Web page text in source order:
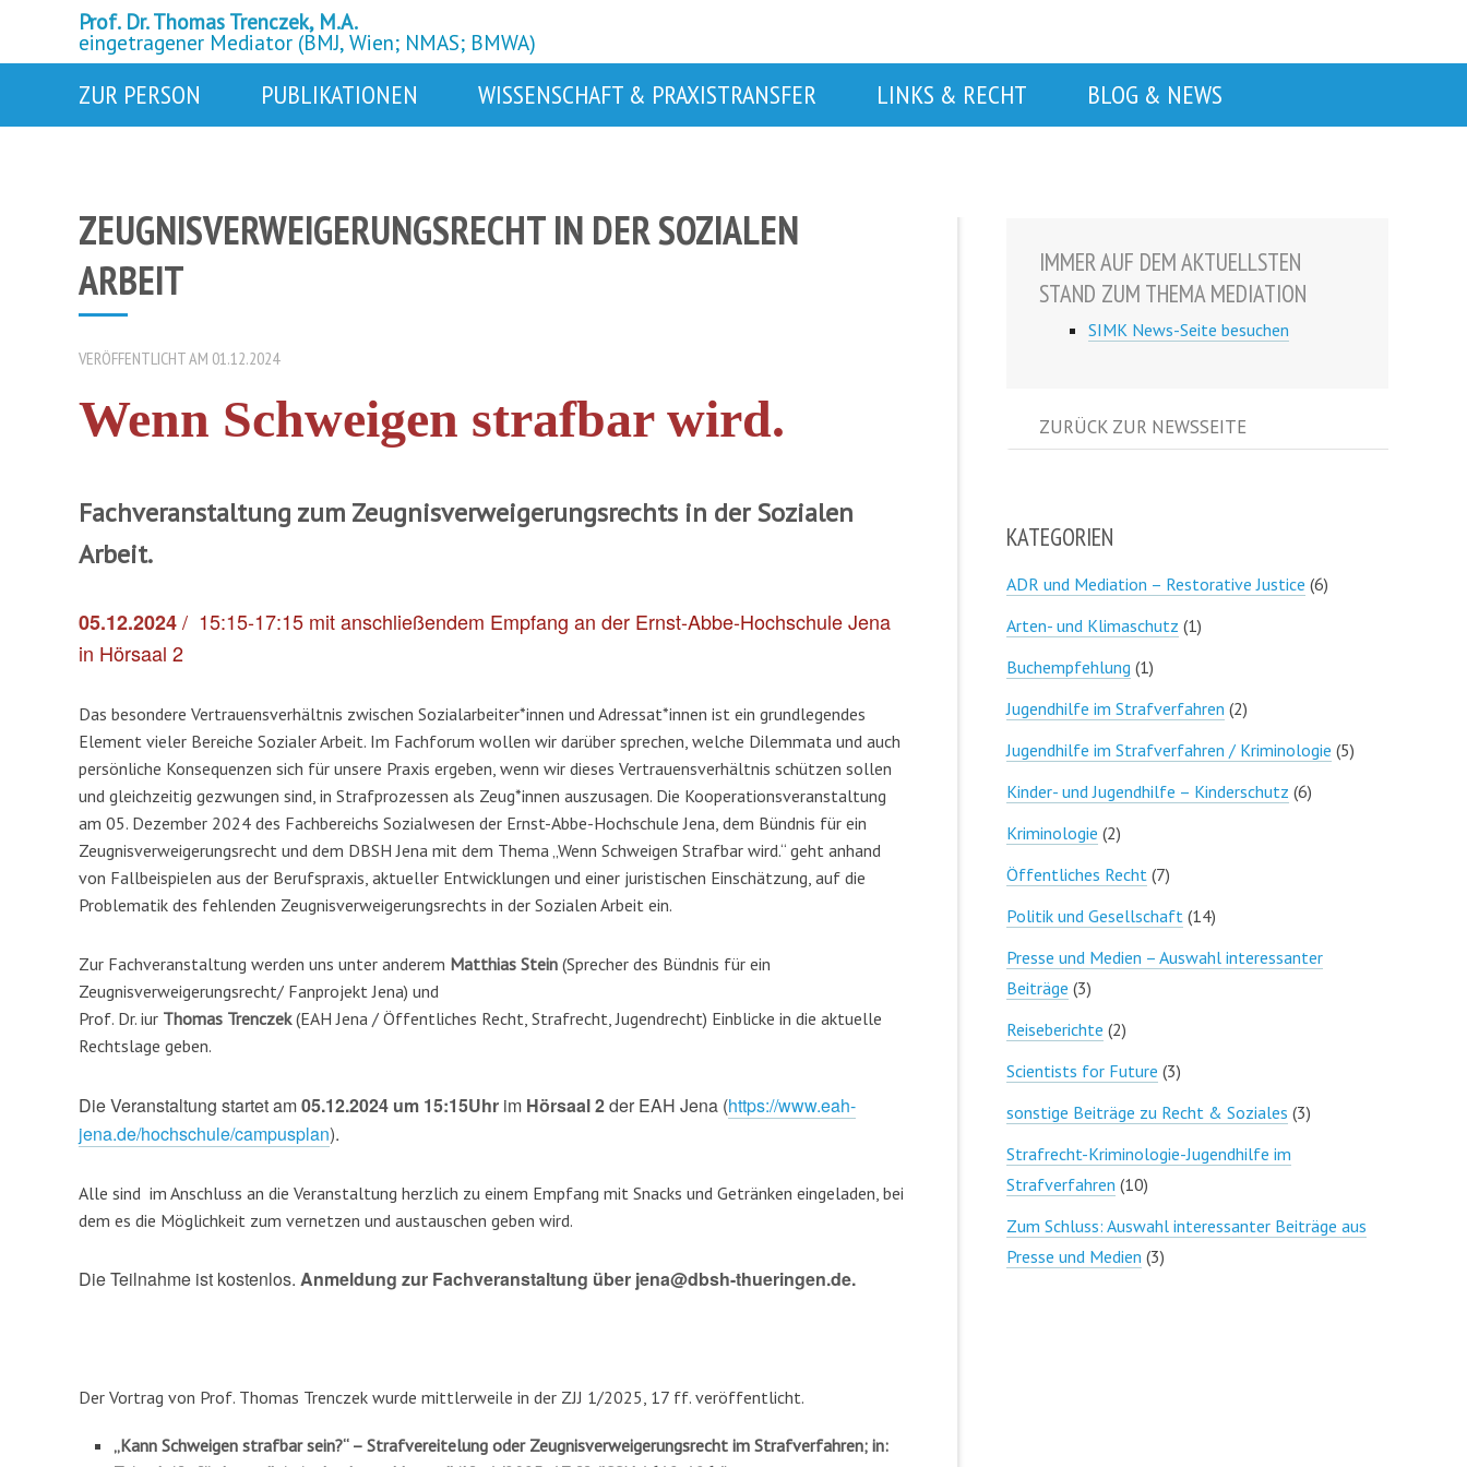
Prof. Dr. Thomas Trenczek, M.A.
eingetragener Mediator (BMJ, Wien; NMAS; BMWA)
ZUR PERSON PUBLIKATIONEN WISSENSCHAFT & PRAXISTRANSFER LINKS & RECHT BLOG & NEWS
ZEUGNISVERWEIGERUNGSRECHT IN DER SOZIALEN
ARBEIT
VERÖFFENTLICHT AM 01.12.2024
Wenn Schweigen strafbar wird.
Fachveranstaltung zum Zeugnisverweigerungsrechts in der Sozialen
Arbeit.
05.12.2024/ 15:15-17:15 mit anschließendem Empfang an der Ernst-Abbe-Hochschule Jena
in Hörsaal 2
Das besondere Vertrauensverhältnis zwischen Sozialarbeiter*innen und Adressat*innen ist ein grundlegendes
Element vieler Bereiche Sozialer Arbeit. Im Fachforum wollen wir darüber sprechen, welche Dilemmata und auch
persönliche Konsequenzen sich für unsere Praxis ergeben, wenn wir dieses Vertrauensverhältnis schützen sollen
und gleichzeitig gezwungen sind, in Strafprozessen als Zeug*innen auszusagen. Die Kooperationsveranstaltung
am 05. Dezember 2024 des Fachbereichs Sozialwesen der Ernst-Abbe-Hochschule Jena, dem Bündnis für ein
Zeugnisverweigerungsrecht und dem DBSH Jena mit dem Thema „Wenn Schweigen Strafbar wird.“ geht anhand
von Fallbeispielen aus der Berufspraxis, aktueller Entwicklungen und einer juristischen Einschätzung, auf die
Problematik des fehlenden Zeugnisverweigerungsrechts in der Sozialen Arbeit ein.
Zur Fachveranstaltung werden uns unter anderem Matthias Stein (Sprecher des Bündnis für ein
Zeugnisverweigerungsrecht/ Fanprojekt Jena) und
Prof. Dr. iur Thomas Trenczek(EAH Jena / Öffentliches Recht, Strafrecht, Jugendrecht) Einblicke in die aktuelle
Rechtslage geben.
Die Veranstaltung startet am05.12.2024 um 15:15Uhr im Hörsaal 2der EAH Jena (https://www.eah-
jena.de/hochschule/campusplan).
Alle sind im Anschluss an die Veranstaltung herzlich zu einem Empfang mit Snacks und Getränken eingeladen, bei
dem es die Möglichkeit zum vernetzen und austauschen geben wird.
Die Teilnahme ist kostenlos. Anmeldung zur Fachveranstaltung über jena@dbsh-thueringen.de.
Der Vortrag von Prof. Thomas Trenczek wurde mittlerweile in der ZJJ 1/2025, 17 ff. veröffentlicht.
„Kann Schweigen strafbar sein?“ – Strafvereitelung oder Zeugnisverweigerungsrecht im Strafverfahren; in:
IMMER AUF DEM AKTUELLSTEN
STAND ZUM THEMA MEDIATION
SIMK News-Seite besuchen
ZURÜCK ZUR NEWSSEITE
KATEGORIEN
ADR und Mediation – Restorative Justice (6)
Arten- und Klimaschutz (1)
Buchempfehlung (1)
Jugendhilfe im Strafverfahren (2)
Jugendhilfe im Strafverfahren / Kriminologie (5)
Kinder- und Jugendhilfe – Kinderschutz (6)
Kriminologie (2)
Öffentliches Recht (7)
Politik und Gesellschaft (14)
Presse und Medien – Auswahl interessanter
Beiträge (3)
Reiseberichte (2)
Scientists for Future (3)
sonstige Beiträge zu Recht & Soziales (3)
Strafrecht-Kriminologie-Jugendhilfe im
Strafverfahren (10)
Zum Schluss: Auswahl interessanter Beiträge aus
Presse und Medien (3)